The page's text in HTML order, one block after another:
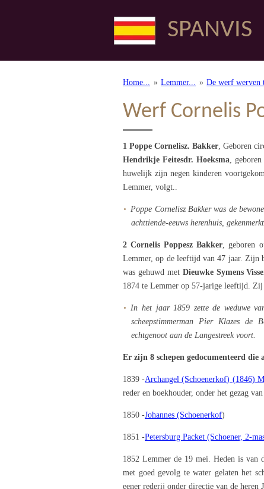
SPANVIS
Home... » Lemmer... » De werf werven
Werf Cornelis
1 Poppe Cornelisz. Bakker‏‎, Geboren
Hendrikje Feitesdr. Hoeksma,
huwelijk zijn negen kinderen
Lemmer, volgt..
Poppe Cornelisz Bakker was de
achttiende-eeuws herenhuis,
2Cornelis Poppesz Bakker, geboren
Lemmer, op de leeftijd van 47 jaar. Zijn
was gehuwd met Dieuwke Symens
1874 te Lemmer op 57-jarige leeftijd. Zij
In het jaar 1859 zette de weduwe
scheepstimmerman Pier Klazes de
echtgenoot aan de Langestreek voort.
Er zijn 8 schepen gedocumenteerd die
1839 -Archangel (Schoenerkof) (1846)
reder en boekhouder, onder het gezag
1850 -Johannes (Schoenerkof)
1851 -Petersburg Packet (Schoener, 2-
1852 Lemmer de 19 mei. Heden is van
met goed gevolg te water gelaten het
eener rederij onder directie van de heren